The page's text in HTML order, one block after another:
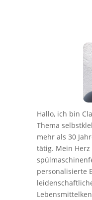
Hallo, ich bin
Thema
mehr als 30
tätig. Mein
personalisierte